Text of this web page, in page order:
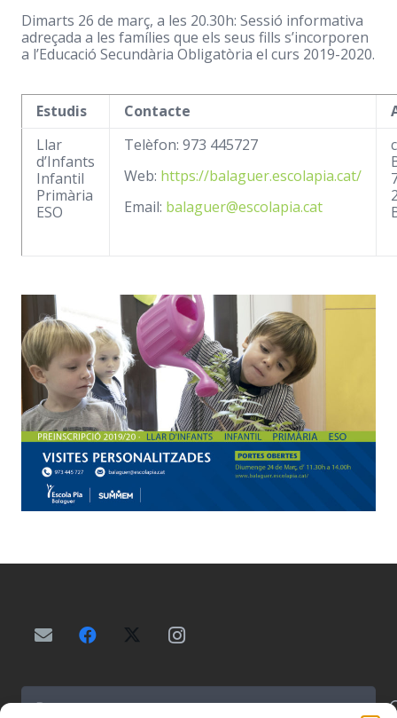
Dimarts 26 de març, a les 20.30h: Sessió informativa
adreçada a les famílies que els seus fills s’incorporen
a l’Educació Secundària Obligatòria el curs 2019-2020.
Estudis Contacte
Llar
d’Infants
Infantil
Primària
ESO
Telèfon: 973 445727
Web: https://balaguer.escolapia.cat/
Email: balaguer@escolapia.cat
Buscar: